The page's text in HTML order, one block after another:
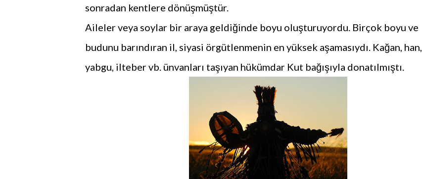
sonradan kentlere dönüşmüştür.
Aileler veya soylar bir araya geldiğinde boyu oluşturuyordu. Birçok boyu ve
budunu barındıran il, siyasi örgütlenmenin en yüksek aşamasıydı. Kağan, han,
yabgu, ilteber vb. ünvanları taşıyan hükümdar Kut bağışıyla donatılmıştı.